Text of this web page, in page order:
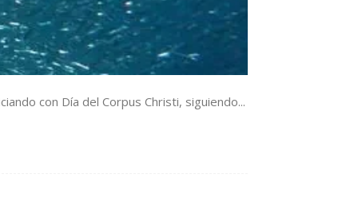
con Día del Corpus Christi, siguiendo...